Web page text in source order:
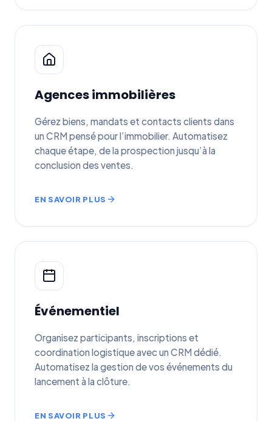
Agences immobilières
Gérez biens, mandats et contacts clients dans
un CRM pensé pour l’immobilier. Automatisez
chaque étape, de la prospection jusqu’à la
conclusion des ventes.
EN SAVOIR PLUS
Événementiel
Organisez participants, inscriptions et
coordination logistique avec un CRM dédié.
Automatisez la gestion de vos événements du
lancement à la clôture.
EN SAVOIR PLUS